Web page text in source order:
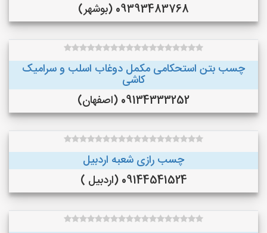
09393483768 (بوشهر)
چسب بتن استحکامی مکمل دوغاب اسلب و سرامیک
کاشی
09134333252 (اصفهان)
چسب رازی شعبه اردبیل
09144541524 (اردبیل )